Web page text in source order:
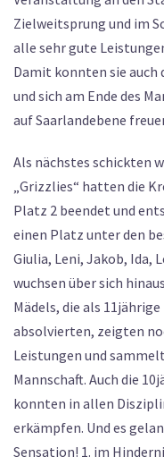
Zielweitsprung und im
alle sehr gute
Damit konnten sie auch
und sich am Ende des
auf Saarlandebene
Als nächstes schickten
„Grizzlies“ hatten die
Platz 2 beendet und
einen Platz unter den
Giulia, Leni, Jakob, Ida,
wuchsen über sich
Mädels, die als
absolvierten, zeigten
Leistungen und
Mannschaft. Auch die
konnten in allen
erkämpfen. Und es
Sensation! 1. im